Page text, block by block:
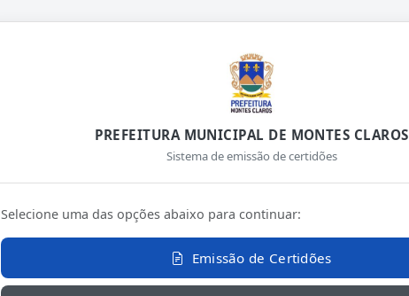
PREFEITURA MUNICIPAL DE MONTES CLAROS
Sistema de emissão de certidões
Selecione uma das opções abaixo para continuar:
Emissão de Certidões